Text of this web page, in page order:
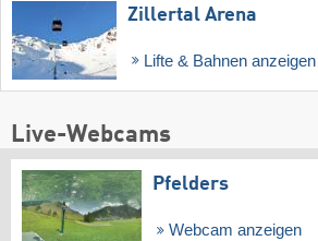
Zillertal Arena
Lifte & Bahnen anzeigen
Live-Webcams
Pfelders
Webcam anzeigen